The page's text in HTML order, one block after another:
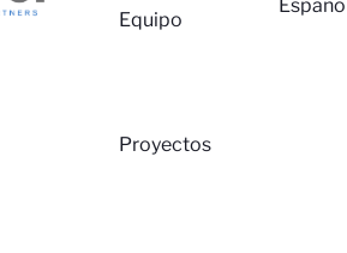
Equipo
Proyectos